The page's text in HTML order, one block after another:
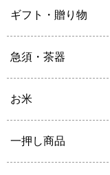
ギフト・贈り物
急須・茶器
お米
一押し商品